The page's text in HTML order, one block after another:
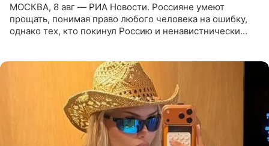
МОСКВА, 8 авг — РИА Новости. Россияне умеют
прощать, понимая право любого человека на ошибку,
однако тех, кто покинул Россию и ненавистнически